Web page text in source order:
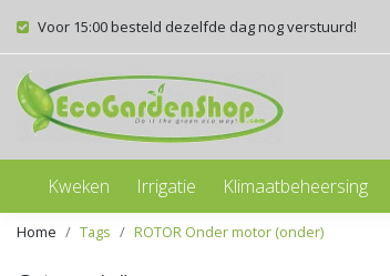
Voor 15:00 besteld dezelfde dag nog verstuurd!
Kweken Irrigatie Klimaatbeheersing
Home Tags ROTOR Onder motor (onder)